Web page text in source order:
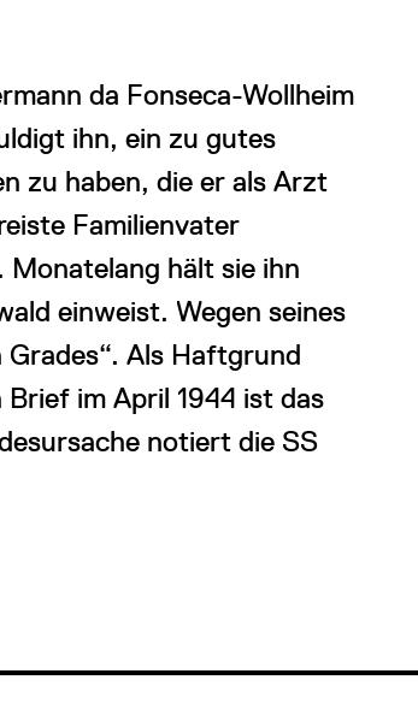
da Fonseca-Wollheim
ihn, ein zu gutes
zu haben, die er als Arzt
Familienvater
hält sie ihn
einweist. Wegen seines
Als Haftgrund
im April 1944 ist das
notiert die SS